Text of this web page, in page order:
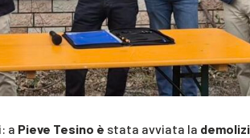
a Pieve Tesino è stata avviata la